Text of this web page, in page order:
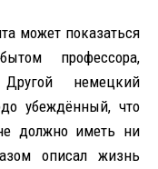
может показаться
профессора,
немецкий
убеждённый, что
должно иметь ни
описал жизнь